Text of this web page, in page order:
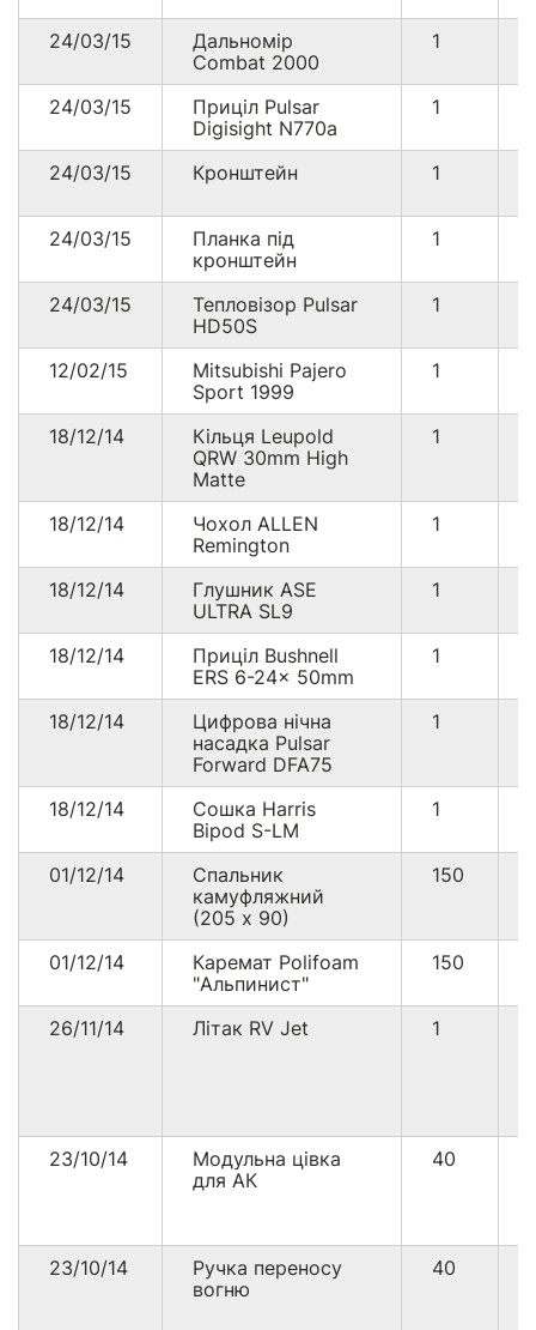
24/03/15
Дальномір
Combat 2000
1
24/03/15
Приціл Pulsar
Digisight N770a
1
24/03/15 Кронштейн 1
24/03/15
Планка під
кронштейн
1
24/03/15
Тепловізор Pulsar
HD50S
1
12/02/15
Mitsubishi Pajero
Sport 1999
1
18/12/14
Кільця Leupold
QRW 30mm High
Matte
1
18/12/14
Чохол ALLEN
Remington
1
18/12/14
Глушник ASE
ULTRA SL9
1
18/12/14
Приціл Bushnell
ERS 6-24x 50mm
1
18/12/14
Цифрова нічна
насадка Pulsar
Forward DFA75
1
18/12/14
Сошка Harris
Bipod S-LM
1
01/12/14
Спальник
камуфляжний
(205 х 90)
150
01/12/14
Каремат Polifoam
"Альпинист"
150
26/11/14 Літак RV Jet 1
23/10/14
Модульна цівка
для АК
40
23/10/14
Ручка переносу
вогню
40